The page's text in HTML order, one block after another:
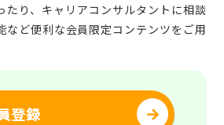
たり、キャリアコンサルタントに相談
など便利な会員限定コンテンツをご用
登録